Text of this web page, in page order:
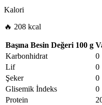
Kalori
🔥 208 kcal
Başına Besin Değeri 100 g
Karbonhidrat
0
Lif
0
Şeker
0
Glisemik İndeks
0
Protein